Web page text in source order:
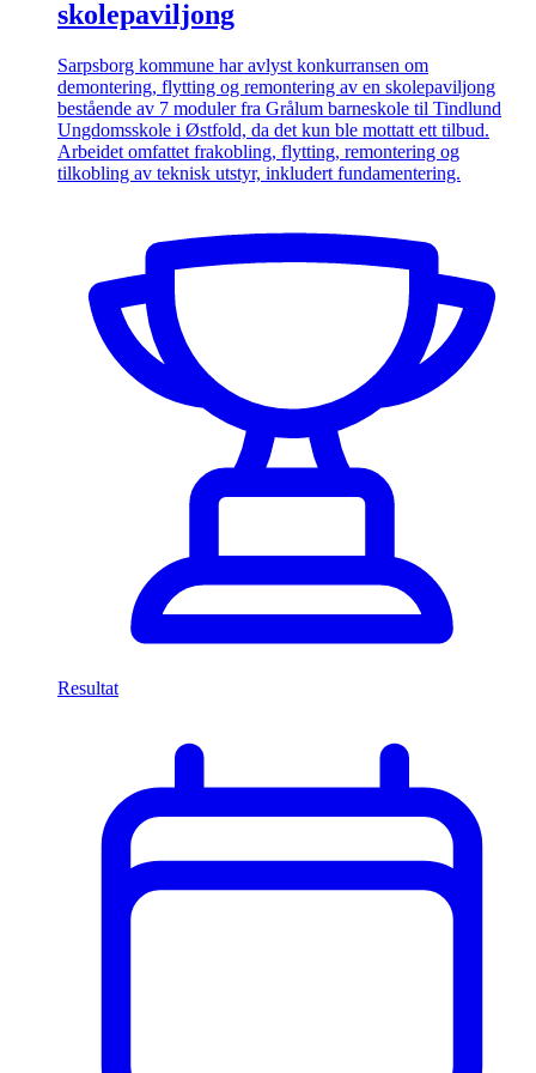
skolepaviljong
Sarpsborg kommune har avlyst konkurransen om
demontering, flytting og remontering av en skolepaviljong
bestående av 7 moduler fra Grålum barneskole til Tindlund
Ungdomsskole i Østfold, da det kun ble mottatt ett tilbud.
Arbeidet omfattet frakobling, flytting, remontering og
tilkobling av teknisk utstyr, inkludert fundamentering.
Resultat